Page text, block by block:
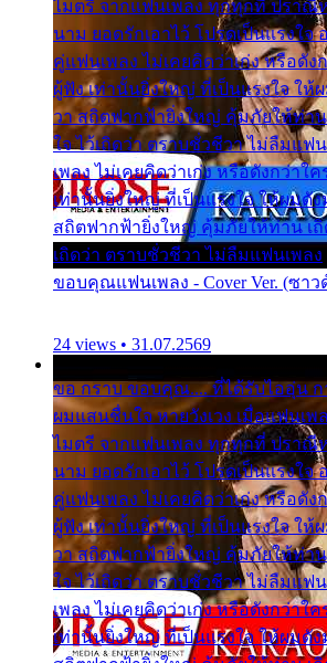
ไมตรี จากแฟนเพลง ทุกทุกที่ ปราณี
นาม ยอดรักเอาไว้ โปรดเป็นแรงใจ
คู่แฟนเพลง ไม่เคยคิดว่าเก่ง หรือดั
ผู้ฟัง เท่านั้นยิ่งใหญ่ ที่เป็นแรงใจ ให้
วา สถิตฟากฟ้ายิ่งใหญ่ คุ้มภัยให้ท่าน
ใจ ไว้เถิดว่า ตราบชั่วชีวา ไม่ลืมแฟ
เพลง ไม่เคยคิดว่าเก่ง หรือดังกว่าใ
เท่านั้นยิ่งใหญ่ ที่เป็นแรงใจ ให้ผมดัง
สถิตฟากฟ้ายิ่งใหญ่ คุ้มภัยให้ท่าน เถิ
เถิดว่า ตราบชั่วชีวา ไม่ลืมแฟนเพลง
ขอบคุณแฟนเพลง - Cover Ver. (ซา
24 views • 31.07.2569
ขอ กราบ ขอบคุณ.... ที่ได้รับไออุ่น
ผมแสนชื่นใจ หายวังเวง เมื่อแฟนเพ
ไมตรี จากแฟนเพลง ทุกทุกที่ ปราณี
นาม ยอดรักเอาไว้ โปรดเป็นแรงใจ
คู่แฟนเพลง ไม่เคยคิดว่าเก่ง หรือดั
ผู้ฟัง เท่านั้นยิ่งใหญ่ ที่เป็นแรงใจ ให้
วา สถิตฟากฟ้ายิ่งใหญ่ คุ้มภัยให้ท่าน
ใจ ไว้เถิดว่า ตราบชั่วชีวา ไม่ลืมแฟ
เพลง ไม่เคยคิดว่าเก่ง หรือดังกว่าใ
เท่านั้นยิ่งใหญ่ ที่เป็นแรงใจ ให้ผมดัง